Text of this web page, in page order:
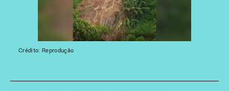
Crédito: Reprodução